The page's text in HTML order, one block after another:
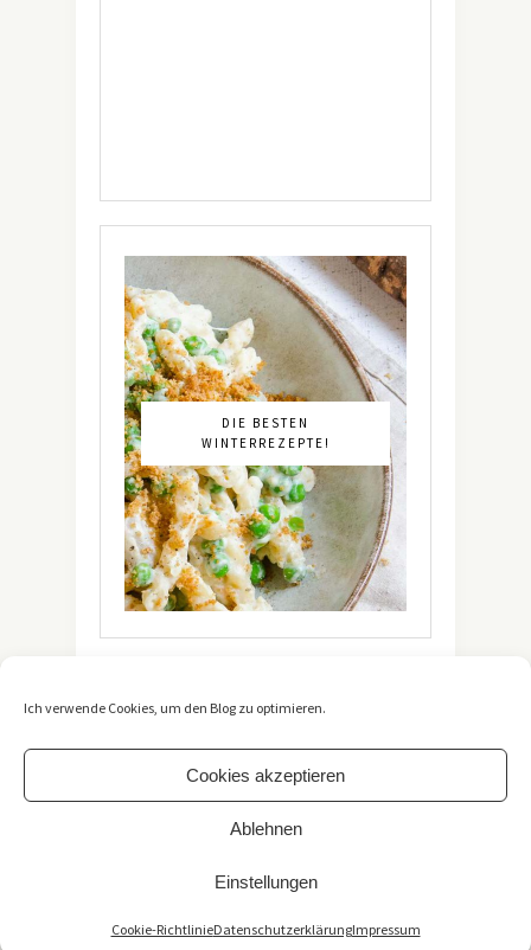
Ich verwende Cookies, um den Blog zu optimieren.
Cookies akzeptieren
Ablehnen
Einstellungen
Cookie-RichtlinieDatenschutzerklärungImpressum
DIE BESTEN
WINTERREZEPTE!
Reserved. / *Affiliate-Link